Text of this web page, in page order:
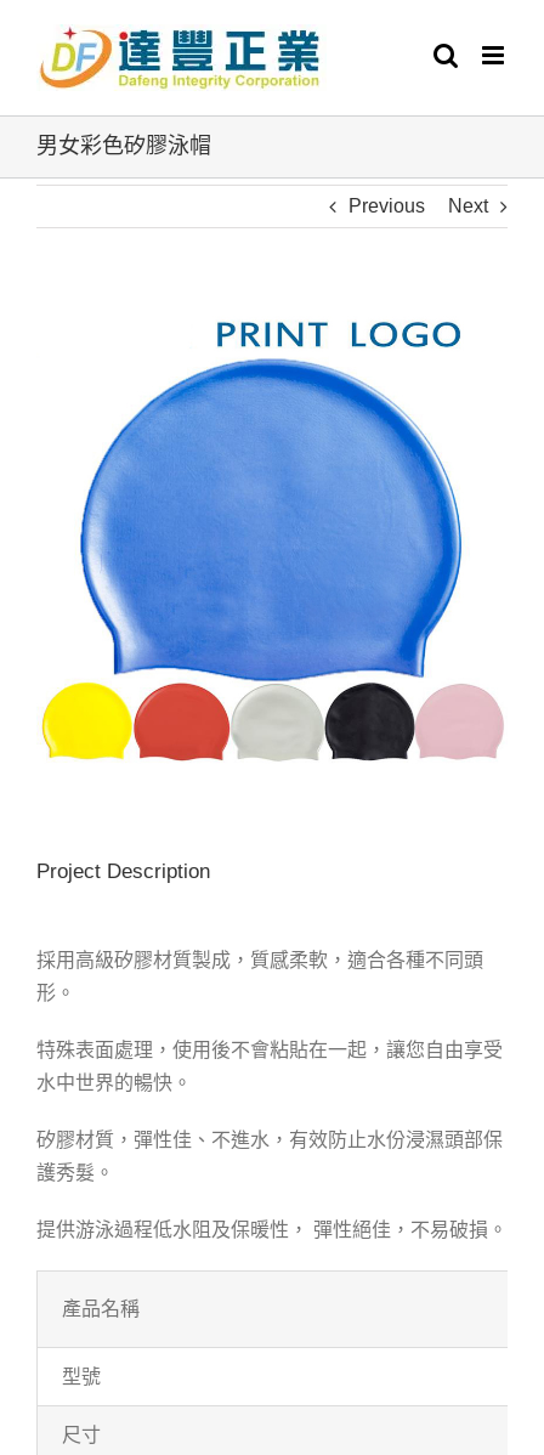
content
男女彩色矽膠泳帽
Previous Next
Project Description
採用高級矽膠材質製成，質感柔軟，適合各種不同頭
形。
特殊表面處理，使用後不會粘貼在一起，讓您自由享受
水中世界的暢快。
矽膠材質，彈性佳、不進水，有效防止水份浸濕頭部保
護秀髮。
提供游泳過程低水阻及保暖性， 彈性絕佳，不易破損。
產品名稱
型號
尺寸